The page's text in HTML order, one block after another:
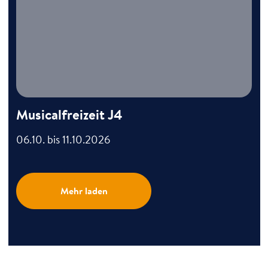
Musicalfreizeit J4
06.10. bis 11.10.2026
Mehr laden